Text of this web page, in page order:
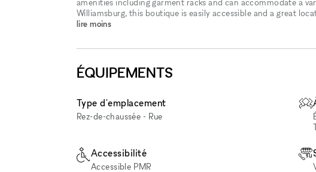
amenities including garment racks and can accommodate a
Williamsburg, this boutique is easily accessible and a great
lire moins
ÉQUIPEMENTS
Type d'emplacement
Rez-de-chaussée - Rue
Accessibilité
Accessible PMR